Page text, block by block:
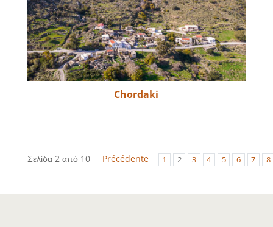
Chordaki
Σελίδα 2 από 10 Précédente 1 2 3 4 5 6 7 8